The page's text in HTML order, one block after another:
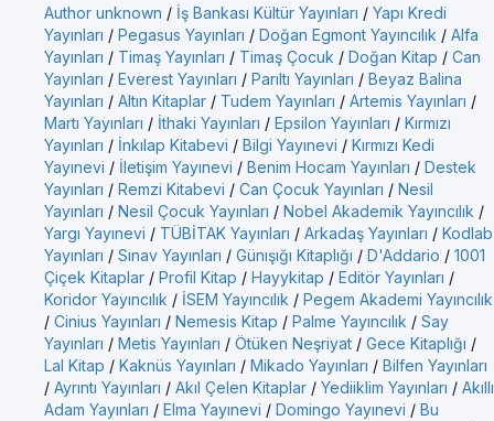
Author unknown / İş Bankası Kültür Yayınları / Yapı Kredi
Yayınları / Pegasus Yayınları / Doğan Egmont Yayıncılık / Alfa
Yayınları / Timaş Yayınları / Timaş Çocuk / Doğan Kitap / Can
Yayınları / Everest Yayınları / Parıltı Yayınları / Beyaz Balina
Yayınları / Altın Kitaplar / Tudem Yayınları / Artemis Yayınları /
Martı Yayınları / İthaki Yayınları / Epsilon Yayınları / Kırmızı
Yayınları / İnkılap Kitabevi / Bilgi Yayınevi / Kırmızı Kedi
Yayınevi / İletişim Yayınevi / Benim Hocam Yayınları / Destek
Yayınları / Remzi Kitabevi / Can Çocuk Yayınları / Nesil
Yayınları / Nesil Çocuk Yayınları / Nobel Akademik Yayıncılık /
Yargı Yayınevi / TÜBİTAK Yayınları / Arkadaş Yayınları / Kodlab
Yayınları / Sınav Yayınları / Günışığı Kitaplığı / D'Addario / 1001
Çiçek Kitaplar / Profil Kitap / Hayykitap / Editör Yayınları /
Koridor Yayıncılık / İSEM Yayıncılık / Pegem Akademi Yayıncılık
/ Cinius Yayınları / Nemesis Kitap / Palme Yayıncılık / Say
Yayınları / Metis Yayınları / Ötüken Neşriyat / Gece Kitaplığı /
Lal Kitap / Kaknüs Yayınları / Mikado Yayınları / Bilfen Yayınları
/ Ayrıntı Yayınları / Akıl Çelen Kitaplar / Yediiklim Yayınları / Akıllı
Adam Yayınları / Elma Yayınevi / Domingo Yayınevi / Bu